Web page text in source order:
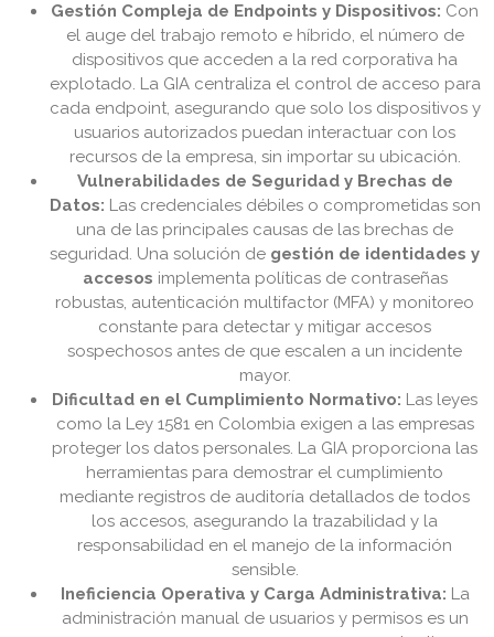
Gestión Compleja de Endpoints y Dispositivos: Con
el auge del trabajo remoto e híbrido, el número de
dispositivos que acceden a la red corporativa ha
explotado. La GIA centraliza el control de acceso para
cada endpoint, asegurando que solo los dispositivos y
usuarios autorizados puedan interactuar con los
recursos de la empresa, sin importar su ubicación.
Vulnerabilidades de Seguridad y Brechas de
Datos: Las credenciales débiles o comprometidas son
una de las principales causas de las brechas de
seguridad. Una solución de gestión de identidades y
accesos implementa políticas de contraseñas
robustas, autenticación multifactor (MFA) y monitoreo
constante para detectar y mitigar accesos
sospechosos antes de que escalen a un incidente
mayor.
Dificultad en el Cumplimiento Normativo: Las leyes
como la Ley 1581 en Colombia exigen a las empresas
proteger los datos personales. La GIA proporciona las
herramientas para demostrar el cumplimiento
mediante registros de auditoría detallados de todos
los accesos, asegurando la trazabilidad y la
responsabilidad en el manejo de la información
sensible.
Ineficiencia Operativa y Carga Administrativa: La
administración manual de usuarios y permisos es un